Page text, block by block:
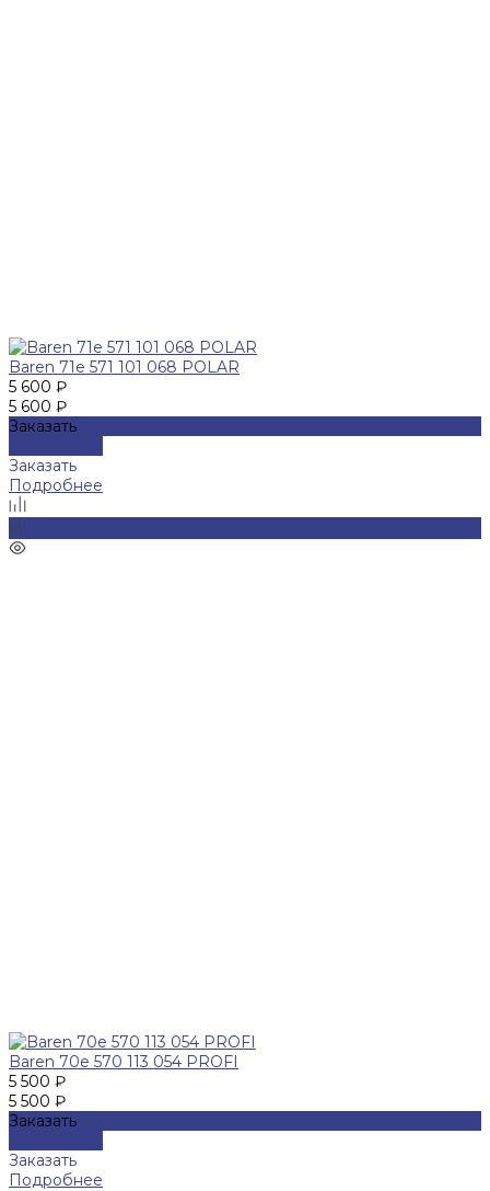
Baren 71e 571 101 068 POLAR
5 600 ₽
5 600 ₽
Заказать
Заказать
Подробнее
Baren 70е 570 113 054 PROFI
5 500 ₽
5 500 ₽
Заказать
Заказать
Подробнее